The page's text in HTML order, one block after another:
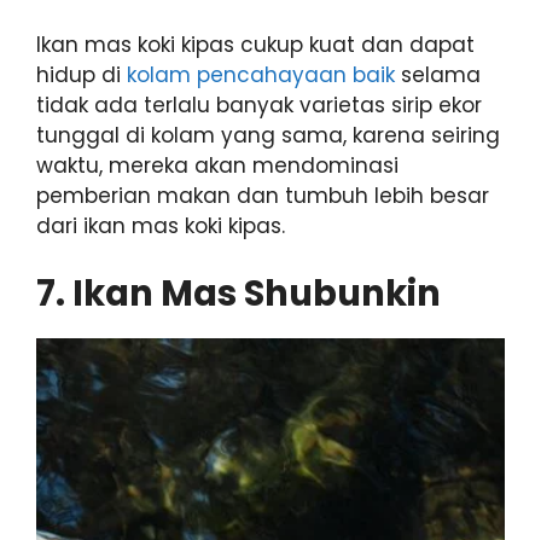
Ikan mas koki kipas cukup kuat dan dapat
hidup di kolam pencahayaan baik selama
tidak ada terlalu banyak varietas sirip ekor
tunggal di kolam yang sama, karena seiring
waktu, mereka akan mendominasi
pemberian makan dan tumbuh lebih besar
dari ikan mas koki kipas.
7. Ikan Mas Shubunkin